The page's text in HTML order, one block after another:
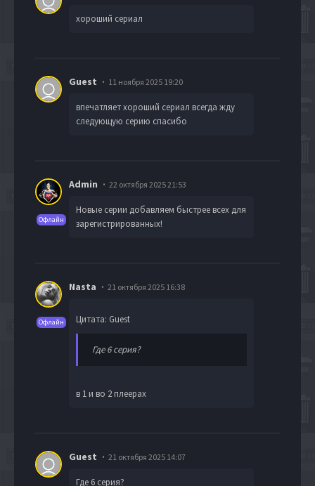
хороший сериал
Guest 11 ноября 2025 19:20
впечатляет хороший сериал всегда жду
следующую серию спасибо
Офлайн
Admin 22 октября 2025 21:53
Новые серии добавляем быстрее всех для
зарегистрированных!
Офлайн
Nasta 21 октября 2025 16:38
Цитата: Guest
Где 6 серия?
в 1 и во 2 плеерах
Guest 21 октября 2025 14:07
Где 6 серия?